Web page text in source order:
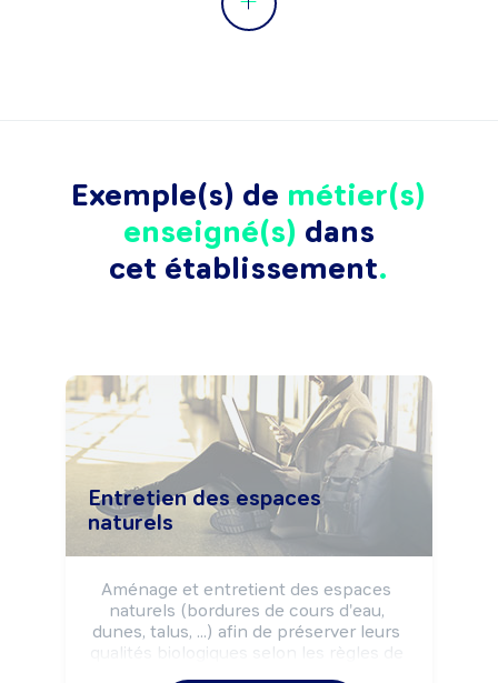
Exemple(s) de métier(s)
enseigné(s) dans
cet établissement
Entretien des espaces
naturels
Aménage et entretient des espaces
naturels (bordures de cours d'eau,
dunes, talus, ...) afin de préserver leurs
qualités biologiques selon les règles de